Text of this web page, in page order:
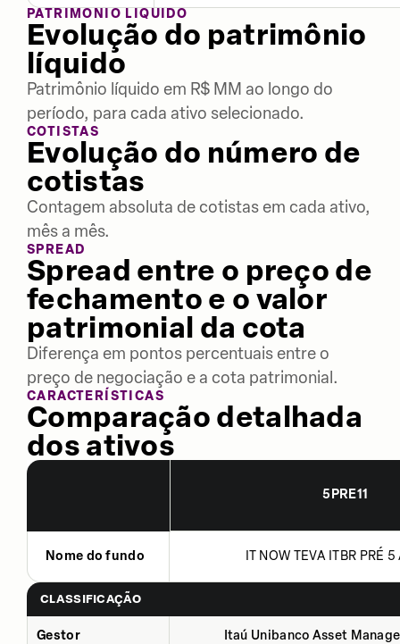
PATRIMÔNIO LÍQUIDO
Evolução do patrimônio
líquido
Patrimônio líquido em R$ MM ao longo do
período, para cada ativo selecionado.
COTISTAS
Evolução do número de
cotistas
Contagem absoluta de cotistas em cada ativo,
mês a mês.
SPREAD
Spread entre o preço de
fechamento e o valor
patrimonial da cota
Diferença em pontos percentuais entre o
preço de negociação e a cota patrimonial.
CARACTERÍSTICAS
Comparação detalhada
dos ativos
5PRE11
Nome do fundo IT NOW TEVA ITBR PRÉ
CLASSIFICAÇÃO
Gestor Itaú Unibanco Asset